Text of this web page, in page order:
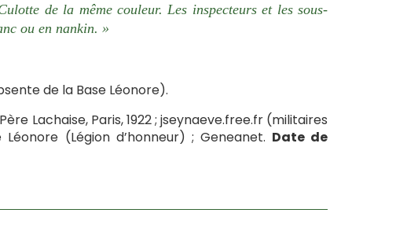
de la même couleur. Les inspecteurs et les sous-
ou en nankin. »
de la Base Léonore).
Lachaise, Paris, 1922 ; jseynaeve.free.fr (militaires
(Légion d’honneur) ; Geneanet. Date de